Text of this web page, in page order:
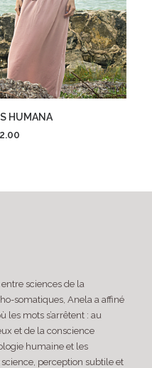
PANIER
HUMANA
sciences de la
somatiques, Anela a affiné
les mots s’arrêtent : au
et de la conscience
humaine et les
perception subtile et